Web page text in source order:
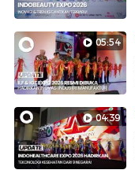
05:54
04:39